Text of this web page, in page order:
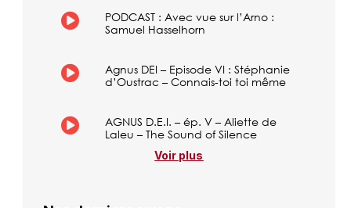
PODCAST : Avec vue sur l’Arno :
Samuel Hasselhorn
Agnus DEI – Episode VI : Stéphanie
d’Oustrac – Connais-toi toi même
AGNUS D.E.I. – ép. V – Aliette de
Laleu – The Sound of Silence
Voir plus